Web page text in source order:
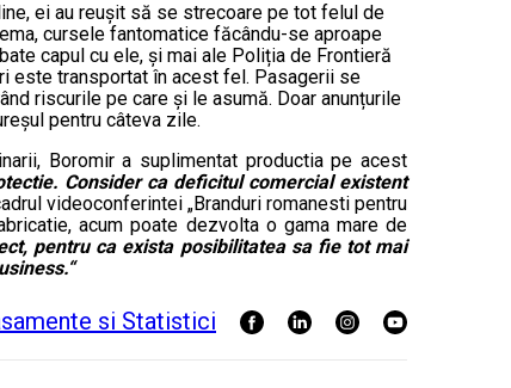
ei au reușit să se strecoare pe tot felul de
cursele fantomatice făcându-se aproape
capul cu ele, și mai ale Poliția de Frontieră
este transportat în acest fel. Pasagerii se
riscurile pe care și le asumă. Doar anunțurile
pentru câteva zile.
Boromir a suplimentat productia pe acest
Consider ca deficitul comercial existent
videoconferintei „Branduri romanesti pentru
acum poate dezvolta o gama mare de
pentru ca exista posibilitatea sa fie tot mai